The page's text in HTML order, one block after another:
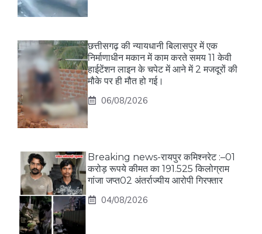
छत्तीसगढ़ की न्यायधानी बिलासपुर में एक
निर्माणाधीन मकान में काम करते समय 11 केवी
हाईटेंशन लाइन के चपेट में आने में 2 मजदूरों की
मौके पर ही मौत हो गई।
06/08/2026
Breaking news-रायपुर कमिश्नरेट :–01
करोड़ रूपये कीमत का 191.525 किलोग्राम
गांजा जप्त02 अंतर्राज्यीय आरोपी गिरफ्तार
04/08/2026